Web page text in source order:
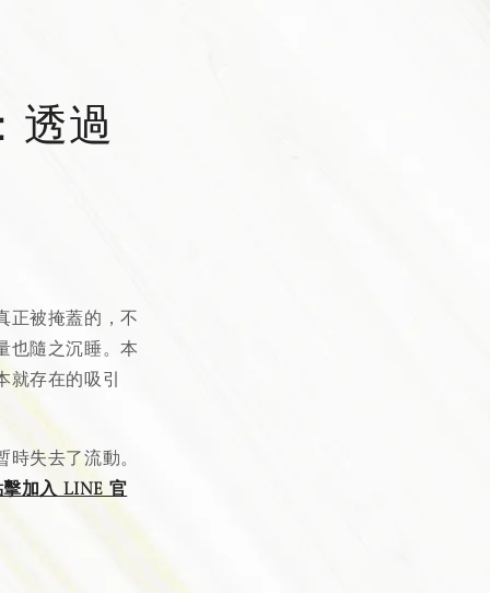
透過
正被掩蓋的，不
也隨之沉睡。本
存在的吸引
失去了流動。
加入 LINE 官